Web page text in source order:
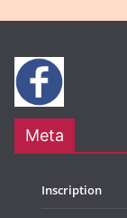
Meta
Inscription